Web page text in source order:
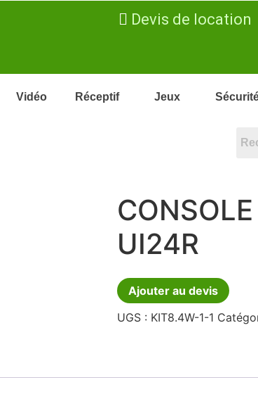
Devis de location
Vidéo Réceptif Jeux
UI24R
Ajouter au devis
UGS : KIT8.4W-1-1